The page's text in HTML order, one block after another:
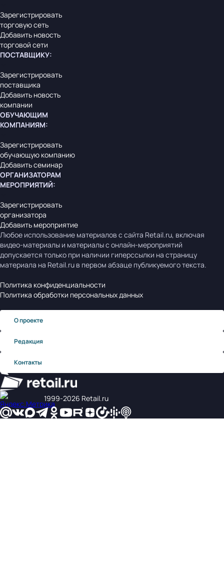
Зарегистрировать
торговую сеть
Добавить новость
торговой сети
ПОСТАВЩИКУ:
Зарегистрировать
поставщика
Добавить новость
компании
ОБУЧАЮЩИМ
КОМПАНИЯМ:
Зарегистрировать
обучающую компанию
Добавить семинар
ОРГАНИЗАТОРАМ
МЕРОПРИЯТИЙ:
Зарегистрировать
организатора
Добавить мероприятие
Любое использование материалов с сайта Retail.ru, включая
видео-материалы и материалы с онлайн-мероприятий
допускается только при наличии гиперссылки на страницу
материала на Retail.ru в первом абзаце публикуемого текста.
Политика конфиденциальности
Политика обработки персональных данных
О проекте
Редакция
Контакты
1999‑2026 Retail.ru